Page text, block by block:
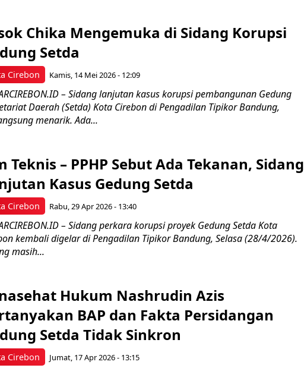
Cirebon
Chika Mengemuka di Sidang Korupsi
Setda
Kamis, 14 Mei 2026 - 12:09
– Sidang lanjutan kasus korupsi pembangunan Gedung
Daerah (Setda) Kota Cirebon di Pengadilan Tipikor Bandung,
menarik. Ada...
Cirebon
Teknis – PPHP Sebut Ada Tekanan, Sidang
Kasus Gedung Setda
Rabu, 29 Apr 2026 - 13:40
– Sidang perkara korupsi proyek Gedung Setda Kota
kembali digelar di Pengadilan Tipikor Bandung, Selasa (28/4/2026).
masih...
Cirebon
Hukum Nashrudin Azis
BAP dan Fakta Persidangan
Setda Tidak Sinkron
Jumat, 17 Apr 2026 - 13:15